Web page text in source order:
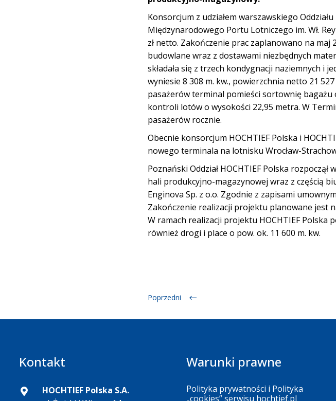
Konsorcjum z udziałem warszawskiego
Międzynarodowego Portu Lotniczego im. Wł.
zł netto. Zakończenie prac zaplanowano na
budowlane wraz z dostawami niezbędnych
składała się z trzech kondygnacji naziemnych i
wyniesie 8 308 m. kw., powierzchnia netto 21
pasażerów terminal pomieści sortownię
kontroli lotów o wysokości 22,95 metra. W
pasażerów rocznie.
Obecnie konsorcjum HOCHTIEF Polska i
nowego terminala na lotnisku Wrocław-
Poznański Oddział HOCHTIEF Polska
hali produkcyjno-magazynowej wraz z częścią
Enginova Sp. z o.o. Zgodnie z zapisami
Zakończenie realizacji projektu planowane jest
W ramach realizacji projektu HOCHTIEF Polska
również drogi i place o pow. ok. 11 600 m. kw.
Poprzedni
Kontakt
HOCHTIEF Polska S.A.
Warunki prawne
Polityka prywatności i Polityka
„cookies” serwisu hochtief.pl